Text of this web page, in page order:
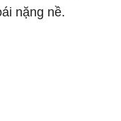
nặng nề.